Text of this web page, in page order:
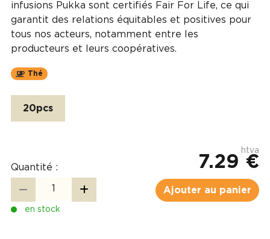
infusions Pukka sont certifiés Fair For Life, ce qui
garantit des relations équitables et positives pour
tous nos acteurs, notamment entre les
producteurs et leurs coopératives.
Thé
20pcs
Quantité :
htva
7.29 €
Ajouter au panier
en stock